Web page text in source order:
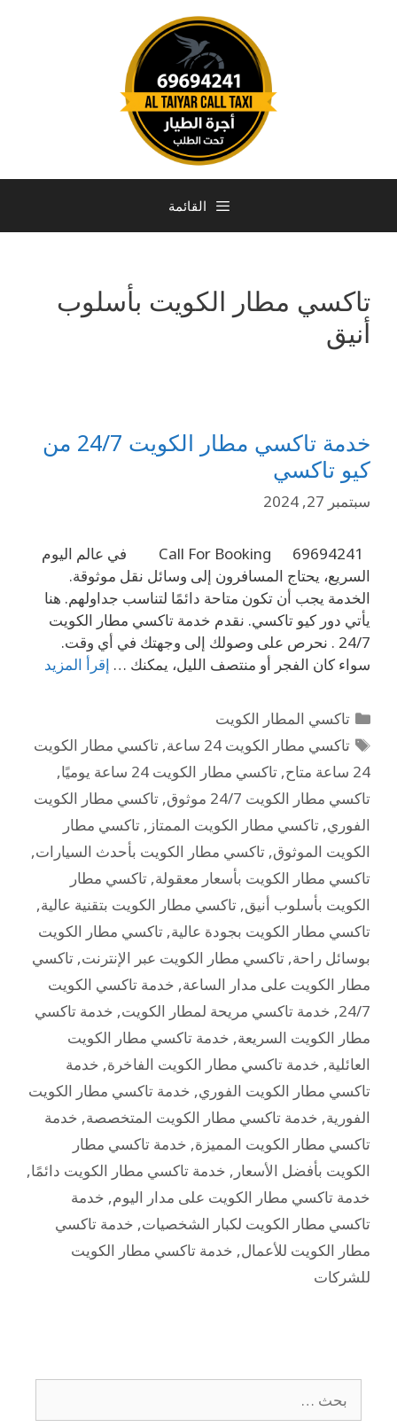
القائمة
تاكسي مطار الكويت بأسلوب
أنيق
خدمة تاكسي مطار الكويت 24/7 من
كيو تاكسي
سبتمبر 27, 2024
Call For Booking 69694241 في عالم اليوم
السريع، يحتاج المسافرون إلى وسائل نقل موثوقة.
الخدمة يجب أن تكون متاحة دائمًا لتناسب جداولهم. هنا
يأتي دور كيو تاكسي. نقدم خدمة تاكسي مطار الكويت
24/7 . نحرص على وصولك إلى وجهتك في أي وقت.
سواء كان الفجر أو منتصف الليل، يمكنك … إقرأ المزيد
تاكسي المطار الكويت
تاكسي مطار الكويت 24 ساعة
,تاكسي مطار الكويت
24 ساعة متاح
, تاكسي مطار الكويت 24 ساعة يوميًا
,
تاكسي مطار الكويت 24/7 موثوق
, تاكسي مطار الكويت
الفوري, تاكسي مطار الكويت الممتاز , تاكسي مطار
الكويت الموثوق, تاكسي مطار الكويت بأحدث السيارات,
تاكسي مطار الكويت بأسعار معقولة, تاكسي مطار
الكويت بأسلوب أنيق, تاكسي مطار الكويت بتقنية عالية,
تاكسي مطار الكويت بجودة عالية, تاكسي مطار الكويت
بوسائل راحة, تاكسي مطار الكويت عبر الإنترنت, تاكسي
مطار الكويت على مدار الساعة, خدمة تاكسي الكويت
24/7
, خدمة تاكسي مريحة لمطار الكويت, خدمة تاكسي
مطار الكويت السريعة, خدمة تاكسي مطار الكويت
العائلية, خدمة تاكسي مطار الكويت الفاخرة, خدمة
تاكسي مطار الكويت الفوري, خدمة تاكسي مطار الكويت
الفورية, خدمة تاكسي مطار الكويت المتخصصة, خدمة
تاكسي مطار الكويت المميزة, خدمة تاكسي مطار
الكويت بأفضل الأسعار , خدمة تاكسي مطار الكويت دائمًا,
خدمة تاكسي مطار الكويت على مدار اليوم, خدمة
تاكسي مطار الكويت لكبار الشخصيات, خدمة تاكسي
مطار الكويت للأعمال, خدمة تاكسي مطار الكويت
للشركات